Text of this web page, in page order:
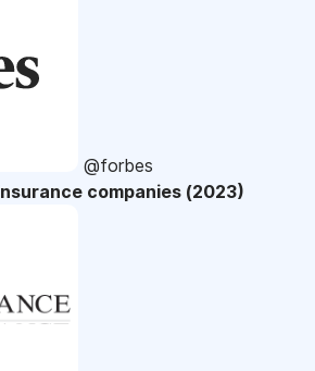
@forbes
companies (2023)